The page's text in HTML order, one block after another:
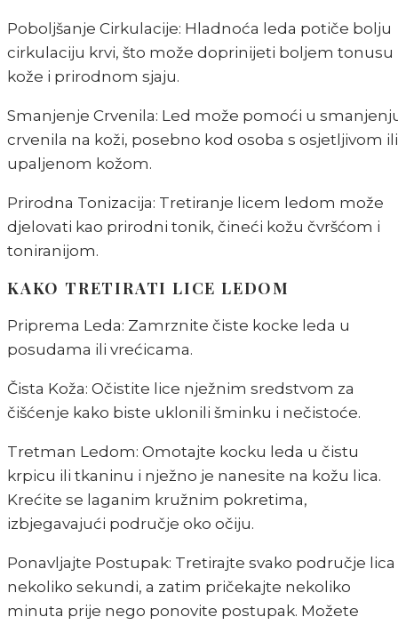
Poboljšanje Cirkulacije: Hladnoća leda potiče bolju
cirkulaciju krvi, što može doprinijeti boljem tonusu
kože i prirodnom sjaju.
Smanjenje Crvenila: Led može pomoći u
crvenila na koži, posebno kod osoba s osjetljivom ili
upaljenom kožom.
Prirodna Tonizacija: Tretiranje licem ledom može
djelovati kao prirodni tonik, čineći kožu čvršćom i
toniranijom.
KAKO TRETIRATI LICE LEDOM
Priprema Leda: Zamrznite čiste kocke leda u
posudama ili vrećicama.
Čista Koža: Očistite lice nježnim sredstvom za
čišćenje kako biste uklonili šminku i nečistoće.
Tretman Ledom: Omotajte kocku leda u čistu
krpicu ili tkaninu i nježno je nanesite na kožu lica.
Krećite se laganim kružnim pokretima,
izbjegavajući područje oko očiju.
Ponavljajte Postupak: Tretirajte svako područje lica
nekoliko sekundi, a zatim pričekajte nekoliko
minuta prije nego ponovite postupak. Možete